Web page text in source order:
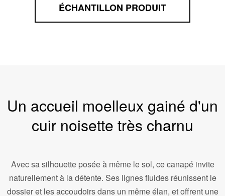
ÉCHANTILLON PRODUIT
Un accueil moelleux gainé d'un
cuir noisette très charnu
Avec sa silhouette posée à même le sol, ce canapé invite
naturellement à la détente. Ses lignes fluides réunissent le
dossier et les accoudoirs dans un même élan, et offrent une